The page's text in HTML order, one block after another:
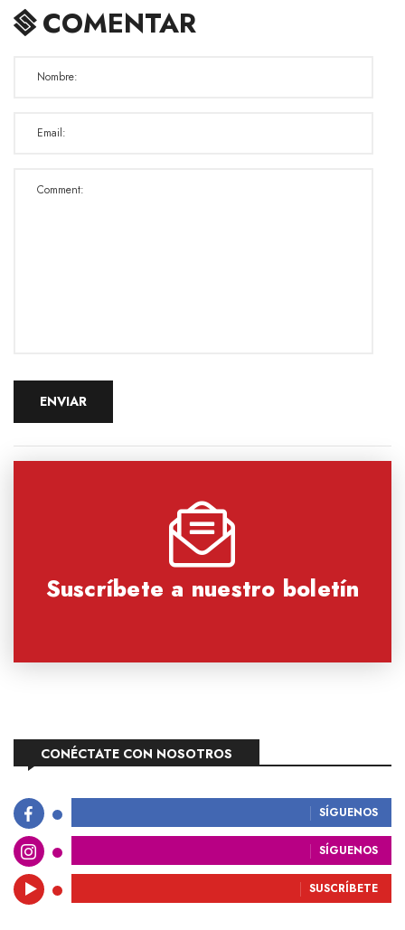
COMENTAR
Suscríbete a nuestro boletín
CONÉCTATE CON NOSOTROS
SÍGUENOS
SÍGUENOS
SUSCRÍBETE